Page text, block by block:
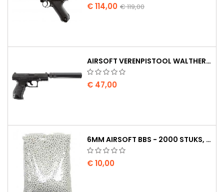
€ 114,00 € 119,00
AIRSOFT VERENPISTOOL WALTHER PPQ NAVY MET GELUIDDEMPER
€ 47,00
6MM AIRSOFT BBS - 2000 STUKS, 0,20G, HOGE KWALITEIT
€ 10,00